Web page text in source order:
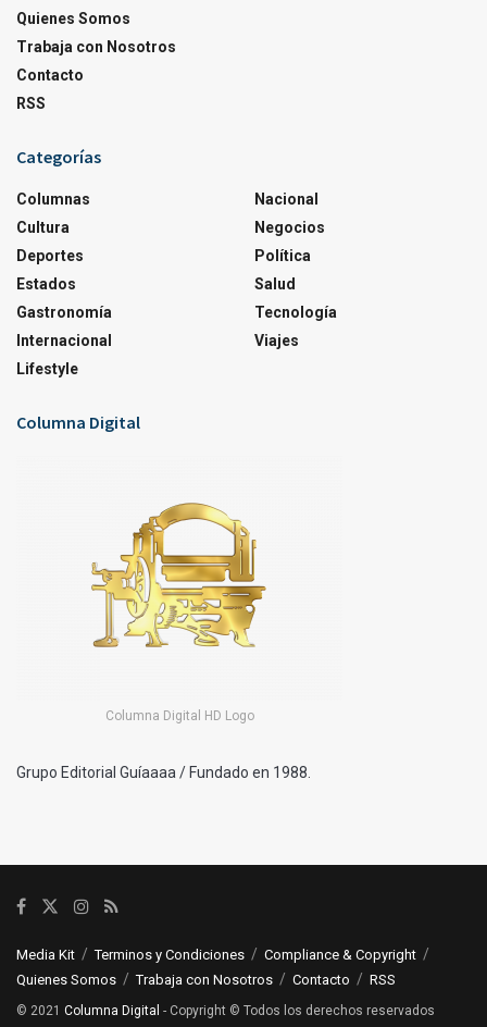
Quienes Somos
Trabaja con Nosotros
Contacto
RSS
Categorías
Columnas
Cultura
Deportes
Estados
Gastronomía
Internacional
Lifestyle
Nacional
Negocios
Política
Salud
Tecnología
Viajes
Columna Digital
Columna Digital HD Logo
Grupo Editorial Guíaaaa / Fundado en 1988.
Media Kit Terminos y Condiciones
Compliance & Copyright
Quienes Somos
Trabaja con Nosotros Contacto RSS
© 2021 Columna Digital - Copyright © Todos los derechos reservados